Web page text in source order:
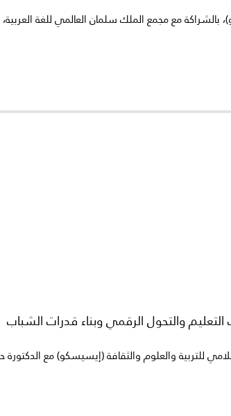
مع مجمع الملك سلمان العالمي للغة العربية،
والتحول الرقمي وبناء قدرات الشباب
للتربية والعلوم والثقافة (إيسيسكو) مع الدكتورة